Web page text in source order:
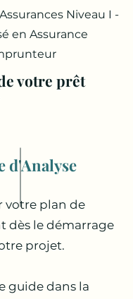
Niveau I -
en Assurance
votre prêt
d'Analyse
votre plan de
dès le démarrage
projet.
guide dans la